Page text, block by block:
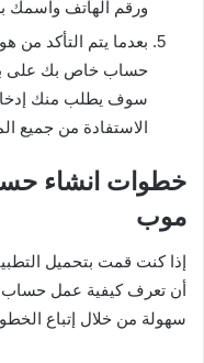
ورقم الهاتف واسمك
بعدما يتم التأكد من
حساب خاص بك على
سوف يطلب منك
الاستفادة من جميع
خطوات انشاء
موب
إذا كنت قمت بتحميل
أن تعرف كيفية عمل حساب
سهولة من خلال إتباع